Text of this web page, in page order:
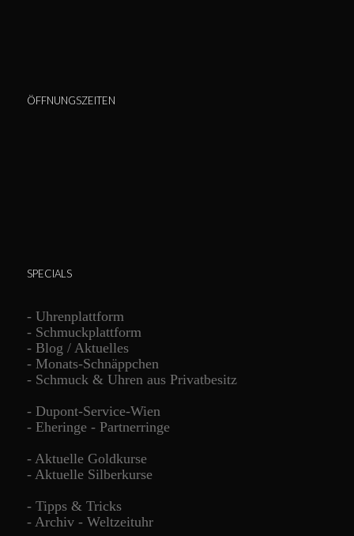
ÖFFNUNGSZEITEN
SPECIALS
- Uhrenplattform
- Schmuckplattform
- Blog / Aktuelles
- Monats-Schnäppchen
- Schmuck & Uhren aus Privatbesitz
- Dupont-Service-Wien
- Eheringe - Partnerringe
- Aktuelle Goldkurse
- Aktuelle Silberkurse
- Tipps & Tricks
- Archiv - Weltzeituhr